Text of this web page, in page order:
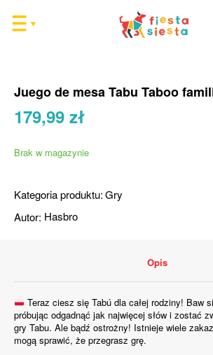
Juego de mesa Tabu Taboo
179,99 zł
Brak w magazynie
Kategoria produktu:Gry
Autor: Hasbro
Opis
Teraz ciesz się Tabú dla całej rodziny! Baw
próbując odgadnąć jak najwięcej słów i zostać
gry Tabu. Ale bądź ostrożny! Istnieje wiele
mogą sprawić, że przegrasz grę.